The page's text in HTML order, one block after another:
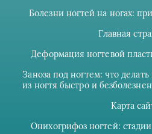
Болезни ногтей на ногах:
Главная
Деформация ногтевой
Заноза под ногтем: что
из ногтя быстро и
Карта
Онихогрифоз ногтей: